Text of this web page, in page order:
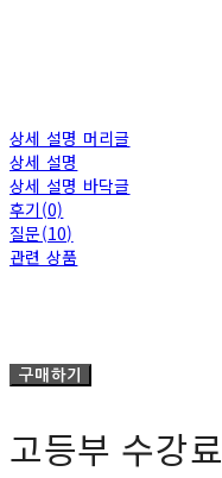
상세 설명 머리글
상세 설명
상세 설명 바닥글
후기(0)
질문(10)
관련 상품
구매하기
고등부 수강료